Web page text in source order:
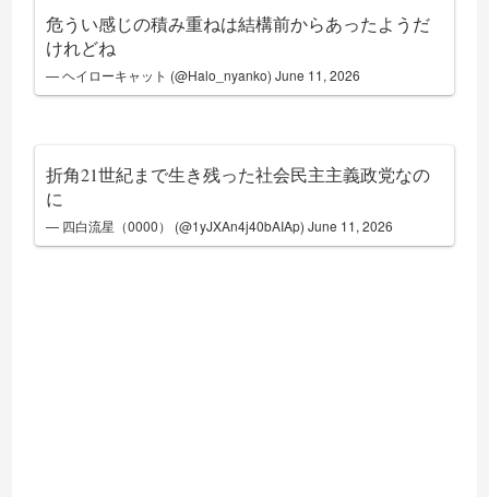
危うい感じの積み重ねは結構前からあったようだ
けれどね
— ヘイローキャット (@Halo_nyanko)June 11, 2026
折角21世紀まで生き残った社会民主主義政党なの
に
— 四白流星（0000） (@1yJXAn4j40bAIAp)June 11, 2026